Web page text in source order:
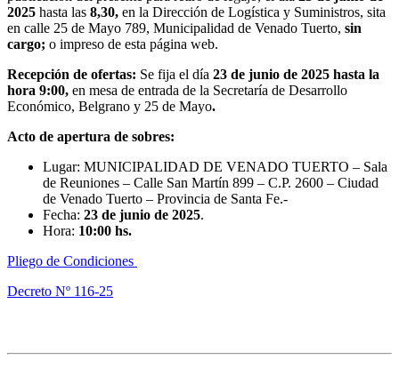
2025 hasta las 8,30, en la Dirección de Logística y Suministros, sita
en calle 25 de Mayo 789, Municipalidad de Venado Tuerto, sin
cargo; o impreso de esta página web.
Recepción de ofertas: Se fija el día 23 de junio de 2025 hasta la
hora 9:00, en mesa de entrada de la Secretaría de Desarrollo
Económico, Belgrano y 25 de Mayo.
Acto de apertura de sobres:
Lugar: MUNICIPALIDAD DE VENADO TUERTO – Sala
de Reuniones – Calle San Martín 899 – C.P. 2600 – Ciudad
de Venado Tuerto – Provincia de Santa Fe.-
Fecha: 23 de junio de 2025.
Hora: 10:00 hs.
Pliego de Condiciones
Decreto Nº 116-25